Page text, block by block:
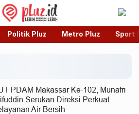
Politik Pluz Metro Pluz Sport
PDAM Makassar Ke-102, Munafri
Serukan Direksi Perkuat
Air Bersih